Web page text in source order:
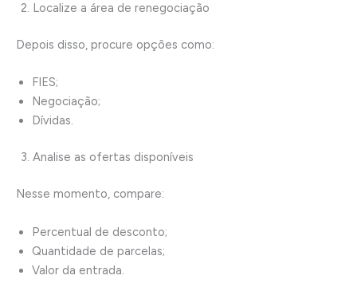
2. Localize a área de renegociação
Depois disso, procure opções como:
FIES;
Negociação;
Dívidas.
3. Analise as ofertas disponíveis
Nesse momento, compare:
Percentual de desconto;
Quantidade de parcelas;
Valor da entrada.